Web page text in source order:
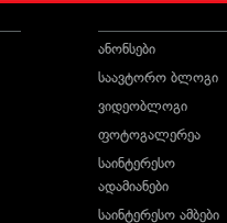
ანონსები
საავტორო ბლოგი
ვიდეობლოგი
ფოტოგალერეა
საინტერესო
ადამიანები
საინტერესო ამბები